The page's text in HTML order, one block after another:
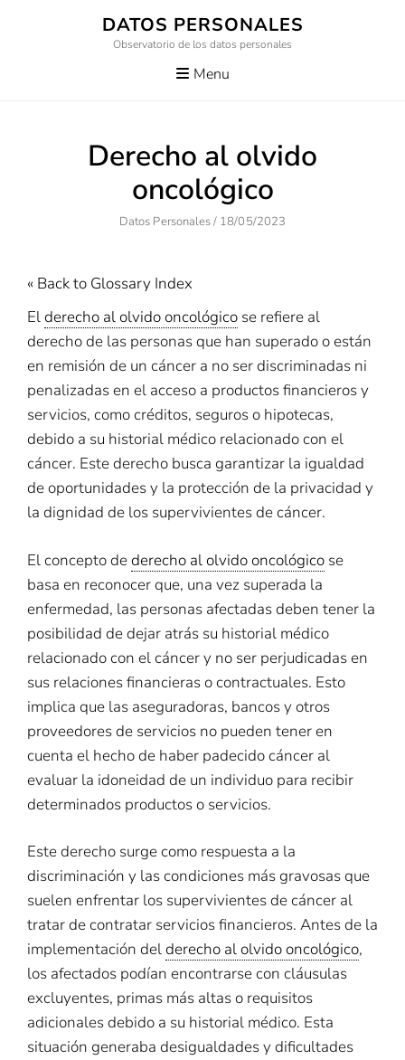
DATOS PERSONALES
Observatorio de los datos personales
Menu
Derecho al olvido
oncológico
Author
Datos Personales/ Posted
18/05/2023
« Back to Glossary Index
Elderecho al olvido oncológico se refiere al
derecho de las personas que han superado o están
en remisión de un cáncer a no ser discriminadas ni
penalizadas en el acceso a productos financieros y
servicios, como créditos, seguros o hipotecas,
debido a su historial médico relacionado con el
cáncer. Este derecho busca garantizar la igualdad
de oportunidades y la protección de la privacidad y
la dignidad de los supervivientes de cáncer.
El concepto dederecho al olvido oncológico se
basa en reconocer que, una vez superada la
enfermedad, las personas afectadas deben tener la
posibilidad de dejar atrás su historial médico
relacionado con el cáncer y no ser perjudicadas en
sus relaciones financieras o contractuales. Esto
implica que las aseguradoras, bancos y otros
proveedores de servicios no pueden tener en
cuenta el hecho de haber padecido cáncer al
evaluar la idoneidad de un individuo para recibir
determinados productos o servicios.
Este derecho surge como respuesta a la
discriminación y las condiciones más gravosas que
suelen enfrentar los supervivientes de cáncer al
tratar de contratar servicios financieros. Antes de la
implementación delderecho al olvido oncológico,
los afectados podían encontrarse con cláusulas
excluyentes, primas más altas o requisitos
adicionales debido a su historial médico. Esta
situación generaba desigualdades y dificultades